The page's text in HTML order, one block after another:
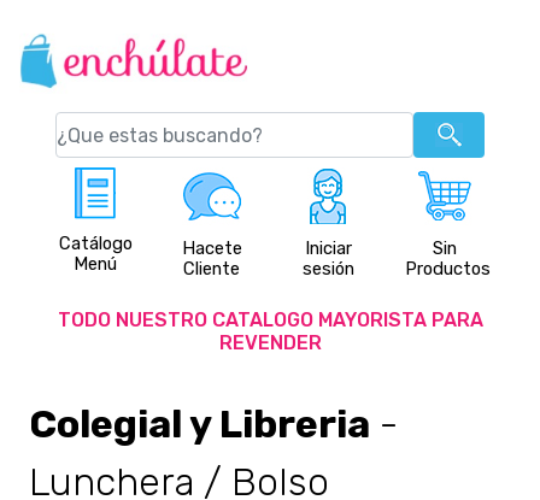
Catálogo
Menú
Hacete
Cliente
Iniciar
sesión
Sin
Productos
TODO NUESTRO CATALOGO MAYORISTA PARA
REVENDER
Colegial y Libreria -
Lunchera / Bolso